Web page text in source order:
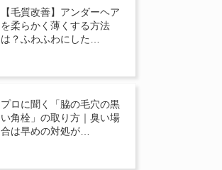
【毛質改善】アンダーヘア
を柔らかく薄くする方法
は？ふわふわにした…
プロに聞く「脇の毛穴の黒
い角栓」の取り方｜臭い場
合は早めの対処が…